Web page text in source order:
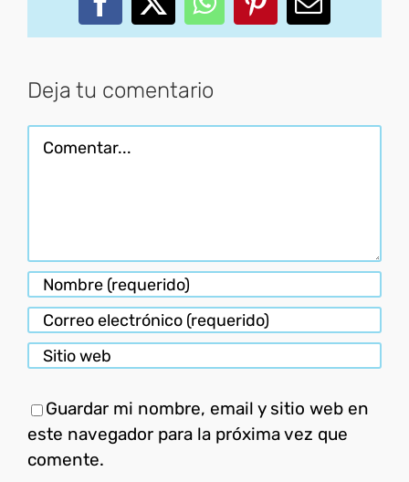
Facebook
X WhatsApp
PinterestCorreo
Deja tu comentario
Comentar
Guardar mi nombre, email y sitio web en
este navegador para la próxima vez que
comente.